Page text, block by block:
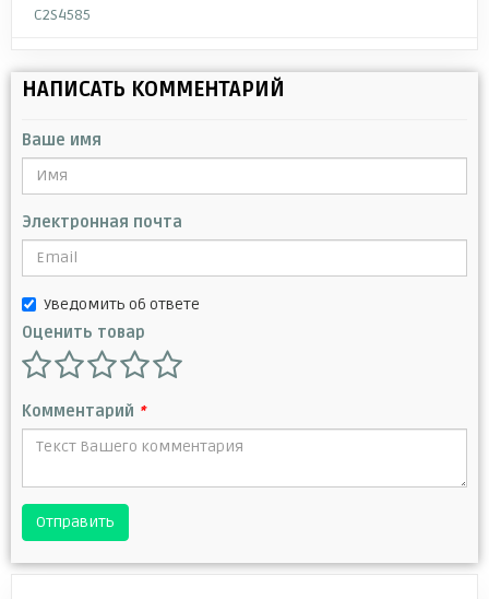
C2S4585
НАПИСАТЬ КОММЕНТАРИЙ
Ваше имя
Электронная почта
Уведомить об ответе
Оценить товар
Комментарий *
Отправить